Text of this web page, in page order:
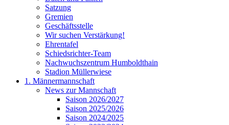
Satzung
Gremien
Geschäftsstelle
Wir suchen Verstärkung!
Ehrentafel
Schiedsrichter-Team
Nachwuchszentrum Humboldthain
Stadion Müllerwiese
1. Männermannschaft
News zur Mannschaft
Saison 2026/2027
Saison 2025/2026
Saison 2024/2025